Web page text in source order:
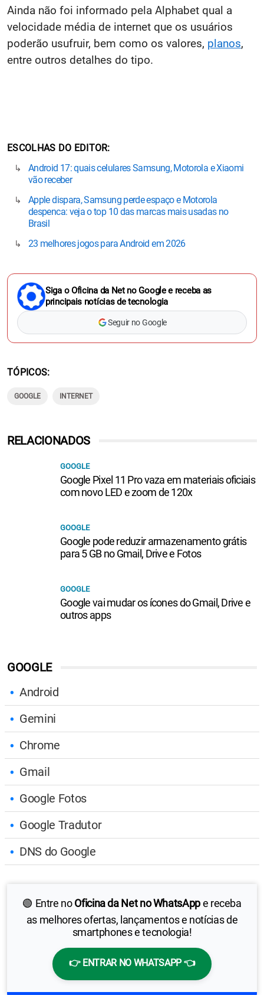
Ainda não foi informado pela Alphabet qual a
velocidade média de internet que os usuários
poderão usufruir, bem como os valores, planos,
entre outros detalhes do tipo.
ESCOLHAS DO EDITOR
Android 17: quais celulares Samsung, Motorola e Xiaomi
vão receber
Apple dispara, Samsung perde espaço e Motorola
despenca: veja o top 10 das marcas mais usadas no
Brasil
23 melhores jogos para Android em 2026
Siga o Oficina da Net no Google e receba as
principais notícias de tecnologia
Seguir no Google
TÓPICOS
GOOGLE INTERNET
GOOGLE
Android
Gemini
Chrome
Gmail
Google Fotos
Google Tradutor
DNS do Google
🟢 Entre noOficina da Net no WhatsAppe receba
as melhores ofertas, lançamentos e notícias de
smartphones e tecnologia!
👉 ENTRAR NO WHATSAPP 👈
RELACIONADOS
GOOGLE
Google Pixel 11 Pro vaza em materiais oficiais
com novo LED e zoom de 120x
GOOGLE
Google pode reduzir armazenamento grátis
para 5 GB no Gmail, Drive e Fotos
GOOGLE
Google vai mudar os ícones do Gmail, Drive e
outros apps